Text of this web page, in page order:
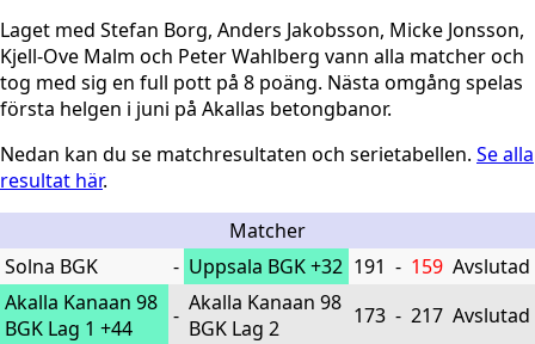
Laget med Stefan Borg, Anders Jakobsson, Micke Jonsson,
Kjell-Ove Malm och Peter Wahlberg vann alla matcher och
tog med sig en full pott på 8 poäng. Nästa omgång spelas
första helgen i juni på Akallas betongbanor.
Nedan kan du se matchresultaten och serietabellen. Se alla
resultat här.
Matcher
Solna BGK
- Uppsala BGK+32 191 - 159 Avslutad
Akalla Kanaan 98
BGK Lag 1 +44 - Akalla Kanaan 98
BGK Lag 2
173 - 217 Avslutad